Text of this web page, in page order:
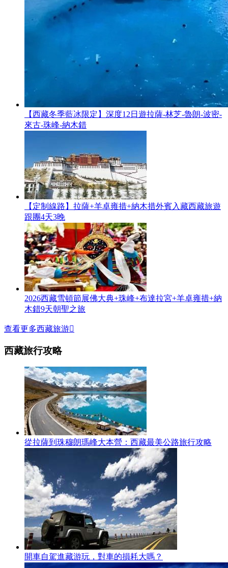
【西藏冬季藍冰限定】深度12日遊拉薩-林芝-魯朗-波密-
來古-珠峰-納木錯
【定制線路】拉薩+羊卓雍措+納木措外賓入藏西藏旅遊
跟團4天3晚
2026西藏雪頓節展佛大典+珠峰+布達拉宮+羊卓雍措+納
木錯9天朝聖之旅
查看更多西藏旅游
西藏旅行攻略
從拉薩到珠穆朗瑪峰大本營：西藏最美公路旅行攻略
開車自駕進藏游玩，對車的損耗大嗎？